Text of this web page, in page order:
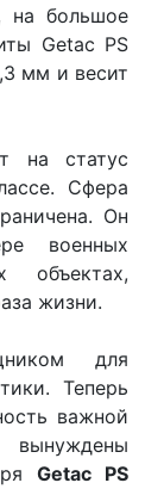
на большое
Getac PS
мм и весит
на статус
Сфера
Он
военных
объектах,
жизни.
для
Теперь
важной
Getac PS